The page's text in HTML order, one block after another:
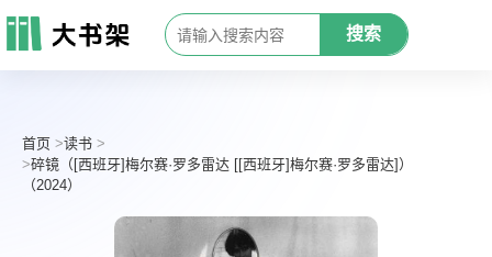
搜索
首页
读书
碎镜（[西班牙]梅尔赛·罗多雷达 [[西班牙]梅尔赛·罗多雷达]）
（2024）